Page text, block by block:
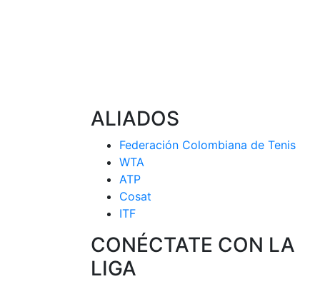
ALIADOS
Federación Colombiana de Tenis
WTA
ATP
Cosat
ITF
CONÉCTATE CON LA
LIGA